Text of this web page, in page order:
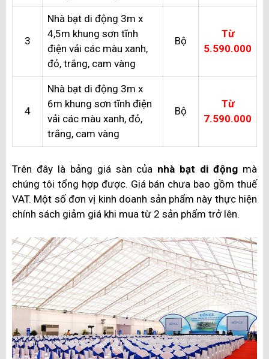
3
Nhà bạt di động 3m x
4,5m khung sơn tĩnh
điện vải các màu xanh,
đỏ, trắng, cam vàng
Bộ
Từ
5.590.000
4
Nhà bạt di động 3m x
6m khung sơn tĩnh điện
vải các màu xanh, đỏ,
trắng, cam vàng
Bộ
Từ
7.590.000
Trên đây là bảng giá sàn của nhà bạt di động mà
chúng tôi tổng hợp được. Giá bán chưa bao gồm thuế
VAT. Một số đơn vị kinh doanh sản phẩm này thực hiện
chính sách giảm giá khi mua từ 2 sản phẩm trở lên.